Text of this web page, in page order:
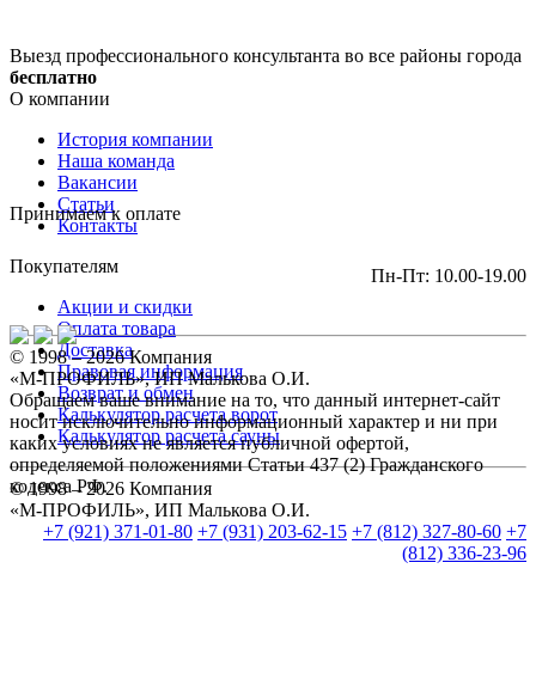
Выезд профессионального консультанта во все районы города
бесплатно
О компании
История компании
Наша команда
Вакансии
Статьи
Контакты
Покупателям
Акции и скидки
Оплата товара
Доставка
Правовая информация
Возврат и обмен
Калькулятор расчета ворот
Калькулятор расчета сауны
© 1998 – 2026 Компания
«М-ПРОФИЛЬ», ИП Малькова О.И.
+7 (921) 371-01-80 +7 (931) 203-62-15 +7 (812) 327-80-60 +7
(812) 336-23-96
Принимаем к оплате
Пн-Пт: 10.00-19.00
© 1998 – 2026 Компания
«М-ПРОФИЛЬ», ИП Малькова О.И.
Обращаем ваше внимание на то, что данный интернет-сайт
носит исключительно информационный характер и ни при
каких условиях не является публичной офертой,
определяемой положениями Статьи 437 (2) Гражданского
кодекса РФ.